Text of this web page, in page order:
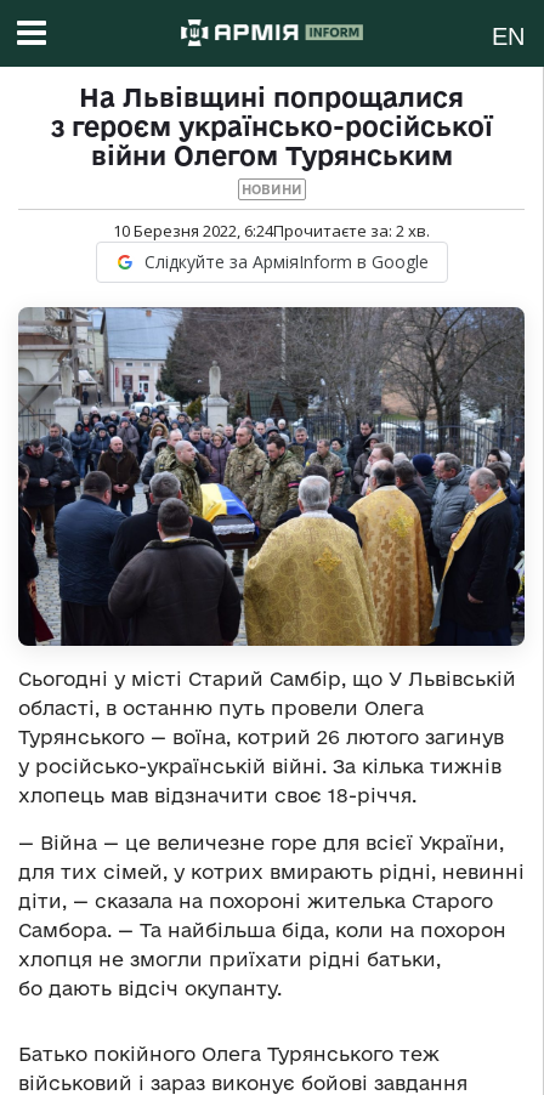
EN
На Львівщині попрощалися
з героєм українсько-російської
війни Олегом Турянським
НОВИНИ
10 Березня 2022, 6:24Прочитаєте за: 2хв.
Слідкуйте за АрміяInform в Google
Сьогодні у місті Старий Самбір, що У Львівській
області, в останню путь провели Олега
Турянського — воїна, котрий 26 лютого загинув
у російсько-українській війні. За кілька тижнів
хлопець мав відзначити своє 18-річчя.
— Війна — це величезне горе для всієї України,
для тих сімей, у котрих вмирають рідні, невинні
діти, — сказала на похороні жителька Старого
Самбора. — Та найбільша біда, коли на похорон
хлопця не змогли приїхати рідні батьки,
бо дають відсіч окупанту.
Батько покійного Олега Турянського теж
військовий і зараз виконує бойові завдання